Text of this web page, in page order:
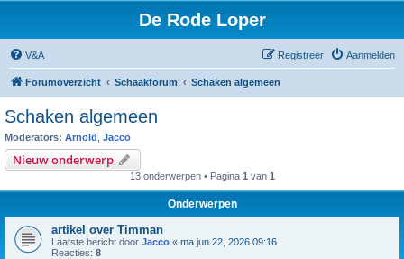
De Rode Loper
V&A Aanmelden
Registreer
Forumoverzicht Schaakforum Schaken algemeen
Schaken algemeen
Moderators: Arnold Jacco
Nieuw onderwerp
13 onderwerpen • Pagina 1 van 1
Onderwerpen
artikel over Timman
Laatste bericht door Jacco « ma jun 22, 2026 09:16
Reacties: 8